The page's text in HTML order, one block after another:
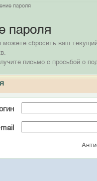
пароля
пароля
сбросить ваш
письмо с просьбой о